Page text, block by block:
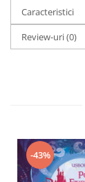
Caracteristici
Review-uri(0)
-43%